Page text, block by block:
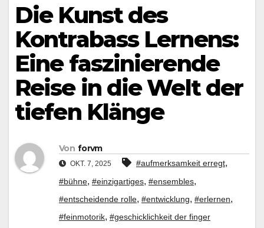
Die Kunst des
Kontrabass Lernens:
Eine faszinierende
Reise in die Welt der
tiefen Klänge
Von forvm
OKT. 7, 2025 #aufmerksamkeit erregt,
#bühne, #einzigartiges, #ensembles,
#entscheidende rolle, #entwicklung, #erlernen,
#feinmotorik, #geschicklichkeit der finger